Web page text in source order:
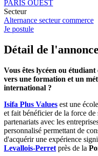
PARIS OUEST
Secteur
Alternance secteur commerce
Je postule
Détail de
Vous êtes lycéen ou
vers une formation et un
international ?
Isifa Plus Values est une
et fait bénéficier de la force de
partenariats avec les
personnalisé permettant de
d'acquérir une expérience
Levallois-Perret près de la